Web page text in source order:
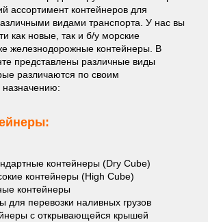
ассортимент контейнеров для
видами транспорта. У нас вы
как новые, так и б/у морские
железнодорожные контейнеры. В
представлены различные виды
различаются по своим
назначению:
контейнеры (Dry Cube)
контейнеры (High Cube)
контейнеры
для перевозки наливных грузов
с открывающейся крышей